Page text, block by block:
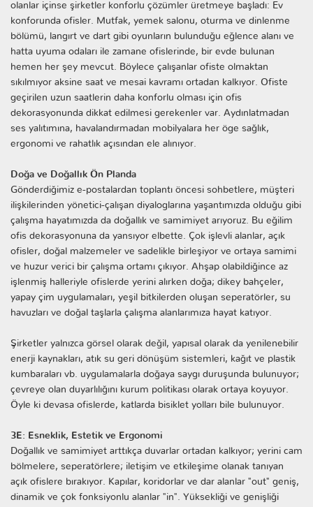
olanlar içinse şirketler konforlu çözümler üretmeye başladı: Ev
konforunda ofisler. Mutfak, yemek salonu, oturma ve dinlenme
bölümü, langırt ve dart gibi oyunların bulunduğu eğlence alanı ve
hatta uyuma odaları ile zamane ofislerinde, bir evde bulunan
hemen her şey mevcut. Böylece çalışanlar ofiste olmaktan
sıkılmıyor aksine saat ve mesai kavramı ortadan kalkıyor. Ofiste
geçirilen uzun saatlerin daha konforlu olması için ofis
dekorasyonunda dikkat edilmesi gerekenler var. Aydınlatmadan
ses yalıtımına, havalandırmadan mobilyalara her öge sağlık,
ergonomi ve rahatlık açısından ele alınıyor.
Doğa ve Doğallık Ön Planda
Gönderdiğimiz e-postalardan toplantı öncesi sohbetlere, müşteri
ilişkilerinden yönetici-çalışan diyaloglarına yaşantımızda olduğu gibi
çalışma hayatımızda da doğallık ve samimiyet arıyoruz. Bu eğilim
ofis dekorasyonuna da yansıyor elbette. Çok işlevli alanlar, açık
ofisler, doğal malzemeler ve sadelikle birleşiyor ve ortaya samimi
ve huzur verici bir çalışma ortamı çıkıyor. Ahşap olabildiğince az
işlenmiş halleriyle ofislerde yerini alırken doğa; dikey bahçeler,
yapay çim uygulamaları, yeşil bitkilerden oluşan seperatörler, su
havuzları ve doğal taşlarla çalışma alanlarımıza hayat katıyor.
Şirketler yalnızca görsel olarak değil, yapısal olarak da yenilenebilir
enerji kaynakları, atık su geri dönüşüm sistemleri, kağıt ve plastik
kumbaraları vb. uygulamalarla doğaya saygı duruşunda bulunuyor;
çevreye olan duyarlılığını kurum politikası olarak ortaya koyuyor.
Öyle ki devasa ofislerde, katlarda bisiklet yolları bile bulunuyor.
3E: Esneklik, Estetik ve Ergonomi
Doğallık ve samimiyet arttıkça duvarlar ortadan kalkıyor; yerini cam
bölmelere, seperatörlere; iletişim ve etkileşime olanak tanıyan
açık ofislere bırakıyor. Kapılar, koridorlar ve dar alanlar "out" geniş,
dinamik ve çok fonksiyonlu alanlar "in". Yüksekliği ve genişliği